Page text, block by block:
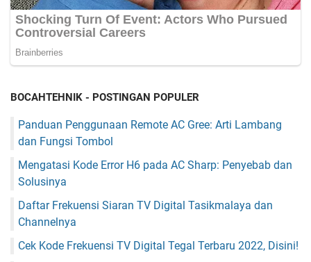
BOCAHTEHNIK - POSTINGAN POPULER
Panduan Penggunaan Remote AC Gree: Arti Lambang
dan Fungsi Tombol
Mengatasi Kode Error H6 pada AC Sharp: Penyebab dan
Solusinya
Daftar Frekuensi Siaran TV Digital Tasikmalaya dan
Channelnya
Cek Kode Frekuensi TV Digital Tegal Terbaru 2022, Disini!